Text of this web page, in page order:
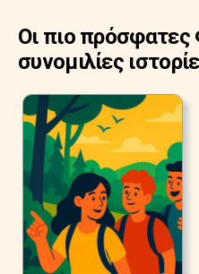
Οι πιο πρόσφατες
συνομιλίες